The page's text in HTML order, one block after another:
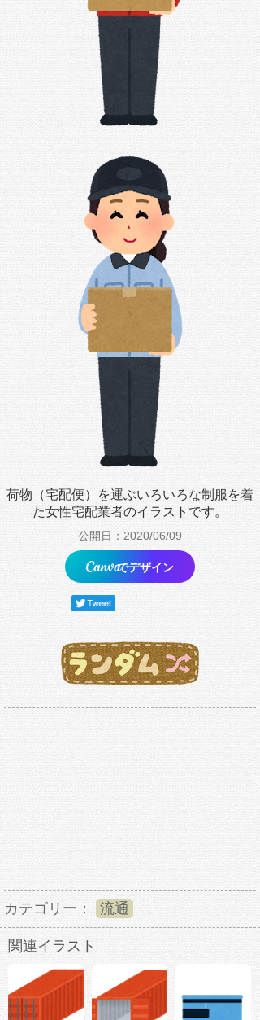
荷物（宅配便）を運ぶいろいろな制服を着
た女性宅配業者のイラストです。
公開日：2020/06/09
でデザイン
カテゴリー： 流通
関連イラスト